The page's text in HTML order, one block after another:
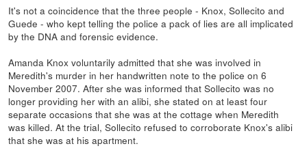
It's not a coincidence that the three people - Knox, Sollecito and
Guede - who kept telling the police a pack of lies are all implicated
by the DNA and forensic evidence.
Amanda Knox voluntarily admitted that she was involved in
Meredith's murder in her handwritten note to the police on 6
November 2007. After she was informed that Sollecito was no
longer providing her with an alibi, she stated on at least four
separate occasions that she was at the cottage when Meredith
was killed. At the trial, Sollecito refused to corroborate Knox's alibi
that she was at his apartment.